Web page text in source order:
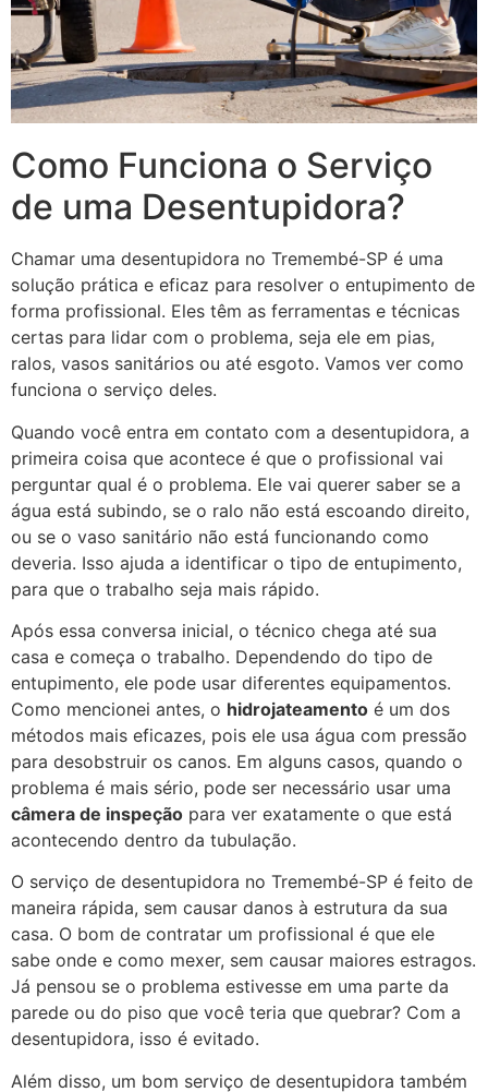
Como Funciona o Serviço
de uma Desentupidora?
Chamar uma desentupidora no Tremembé-SP é uma
solução prática e eficaz para resolver o entupimento de
forma profissional. Eles têm as ferramentas e técnicas
certas para lidar com o problema, seja ele em pias,
ralos, vasos sanitários ou até esgoto. Vamos ver como
funciona o serviço deles.
Quando você entra em contato com a desentupidora, a
primeira coisa que acontece é que o profissional vai
perguntar qual é o problema. Ele vai querer saber se a
água está subindo, se o ralo não está escoando direito,
ou se o vaso sanitário não está funcionando como
deveria. Isso ajuda a identificar o tipo de entupimento,
para que o trabalho seja mais rápido.
Após essa conversa inicial, o técnico chega até sua
casa e começa o trabalho. Dependendo do tipo de
entupimento, ele pode usar diferentes equipamentos.
Como mencionei antes, o hidrojateamento é um dos
métodos mais eficazes, pois ele usa água com pressão
para desobstruir os canos. Em alguns casos, quando o
problema é mais sério, pode ser necessário usar uma
câmera de inspeção para ver exatamente o que está
acontecendo dentro da tubulação.
O serviço de desentupidora no Tremembé-SP é feito de
maneira rápida, sem causar danos à estrutura da sua
casa. O bom de contratar um profissional é que ele
sabe onde e como mexer, sem causar maiores estragos.
Já pensou se o problema estivesse em uma parte da
parede ou do piso que você teria que quebrar? Com a
desentupidora, isso é evitado.
Além disso, um bom serviço de desentupidora também